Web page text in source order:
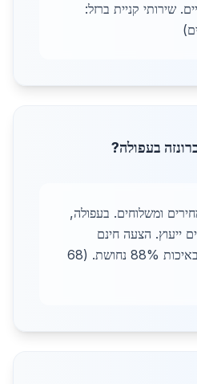
שירותי קניית ברזל:
בעפולה?
ומשלוחים. בעפולה,
ייעוץ. הצעה חינם
ב-/quote. התמקדו באיכות 88% נחושת. (68